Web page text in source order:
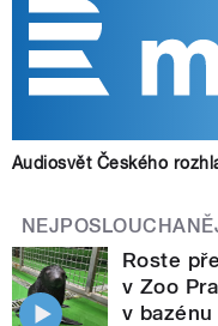
Audiosvět Českého
Roste
v Zoo
v bazénu